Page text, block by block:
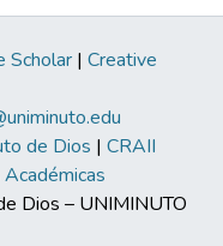
Scholar | Creative
de Dios | CRAII
Dios – UNIMINUTO